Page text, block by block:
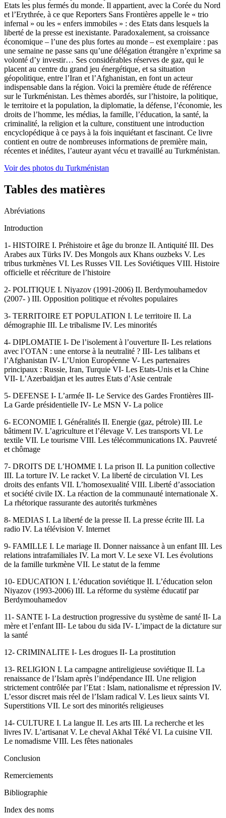
Etats les plus fermés du monde. Il appartient, avec la Corée du Nord
et l’Erythrée, à ce que Reporters Sans Frontières appelle le « trio
infernal » ou les « enfers immobiles » : des Etats dans lesquels la
liberté de la presse est inexistante. Paradoxalement, sa croissance
économique – l’une des plus fortes au monde – est exemplaire : pas
une semaine ne passe sans qu’une délégation étrangère n’exprime sa
volonté d’y investir… Ses considérables réserves de gaz, qui le
placent au centre du grand jeu énergétique, et sa situation
géopolitique, entre l’Iran et l’Afghanistan, en font un acteur
indispensable dans la région. Voici la première étude de référence
sur le Turkménistan. Les thèmes abordés, sur l’histoire, la politique,
le territoire et la population, la diplomatie, la défense, l’économie, les
droits de l’homme, les médias, la famille, l’éducation, la santé, la
criminalité, la religion et la culture, constituent une introduction
encyclopédique à ce pays à la fois inquiétant et fascinant. Ce livre
contient en outre de nombreuses informations de première main,
récentes et inédites, l’auteur ayant vécu et travaillé au Turkménistan.
Voir des photos du Turkménistan
Tables des matières
Abréviations
Introduction
1- HISTOIRE I. Préhistoire et âge du bronze II. Antiquité III. Des
Arabes aux Türks IV. Des Mongols aux Khans ouzbeks V. Les
tribus turkmènes VI. Les Russes VII. Les Soviétiques VIII. Histoire
officielle et réécriture de l’histoire
2- POLITIQUE I. Niyazov (1991-2006) II. Berdymouhamedov
(2007- ) III. Opposition politique et révoltes populaires
3- TERRITOIRE ET POPULATION I. Le territoire II. La
démographie III. Le tribalisme IV. Les minorités
4- DIPLOMATIE I- De l’isolement à l’ouverture II- Les relations
avec l’OTAN : une entorse à la neutralité ? III- Les talibans et
l’Afghanistan IV- L’Union Européenne V- Les partenaires
principaux : Russie, Iran, Turquie VI- Les Etats-Unis et la Chine
VII- L’Azerbaïdjan et les autres Etats d’Asie centrale
5- DEFENSE I- L’armée II- Le Service des Gardes Frontières III-
La Garde présidentielle IV- Le MSN V- La police
6- ECONOMIE I. Généralités II. Energie (gaz, pétrole) III. Le
bâtiment IV. L’agriculture et l’élevage V. Les transports VI. Le
textile VII. Le tourisme VIII. Les télécommunications IX. Pauvreté
et chômage
7- DROITS DE L’HOMME I. La prison II. La punition collective
III. La torture IV. Le racket V. La liberté de circulation VI. Les
droits des enfants VII. L’homosexualité VIII. Liberté d’association
et société civile IX. La réaction de la communauté internationale X.
La rhétorique rassurante des autorités turkmènes
8- MEDIAS I. La liberté de la presse II. La presse écrite III. La
radio IV. La télévision V. Internet
9- FAMILLE I. Le mariage II. Donner naissance à un enfant III. Les
relations intrafamiliales IV. La mort V. Le sexe VI. Les évolutions
de la famille turkmène VII. Le statut de la femme
10- EDUCATION I. L’éducation soviétique II. L’éducation selon
Niyazov (1993-2006) III. La réforme du système éducatif par
Berdymouhamedov
11- SANTE I- La destruction progressive du système de santé II- La
mère et l’enfant III- Le tabou du sida IV- L’impact de la dictature sur
la santé
12- CRIMINALITE I- Les drogues II- La prostitution
13- RELIGION I. La campagne antireligieuse soviétique II. La
renaissance de l’Islam après l’indépendance III. Une religion
strictement contrôlée par l’Etat : Islam, nationalisme et répression IV.
L’essor discret mais réel de l’Islam radical V. Les lieux saints VI.
Superstitions VII. Le sort des minorités religieuses
14- CULTURE I. La langue II. Les arts III. La recherche et les
livres IV. L’artisanat V. Le cheval Akhal Téké VI. La cuisine VII.
Le nomadisme VIII. Les fêtes nationales
Conclusion
Remerciements
Bibliographie
Index des noms